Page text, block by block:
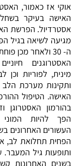
אוקי אז כאמור,
אסטרדיול. הפרשת
ה- 30 ולאחר מכן פוחתת.
האסטרוגנים
מינית, לפוריות וכן
ותקינות מערכת
האישה. הטיפול
הפך להיות המוני
העשורים האחרונים
הפחית תחלואת לב,
ותופעות גיל
בשנים האחרונות